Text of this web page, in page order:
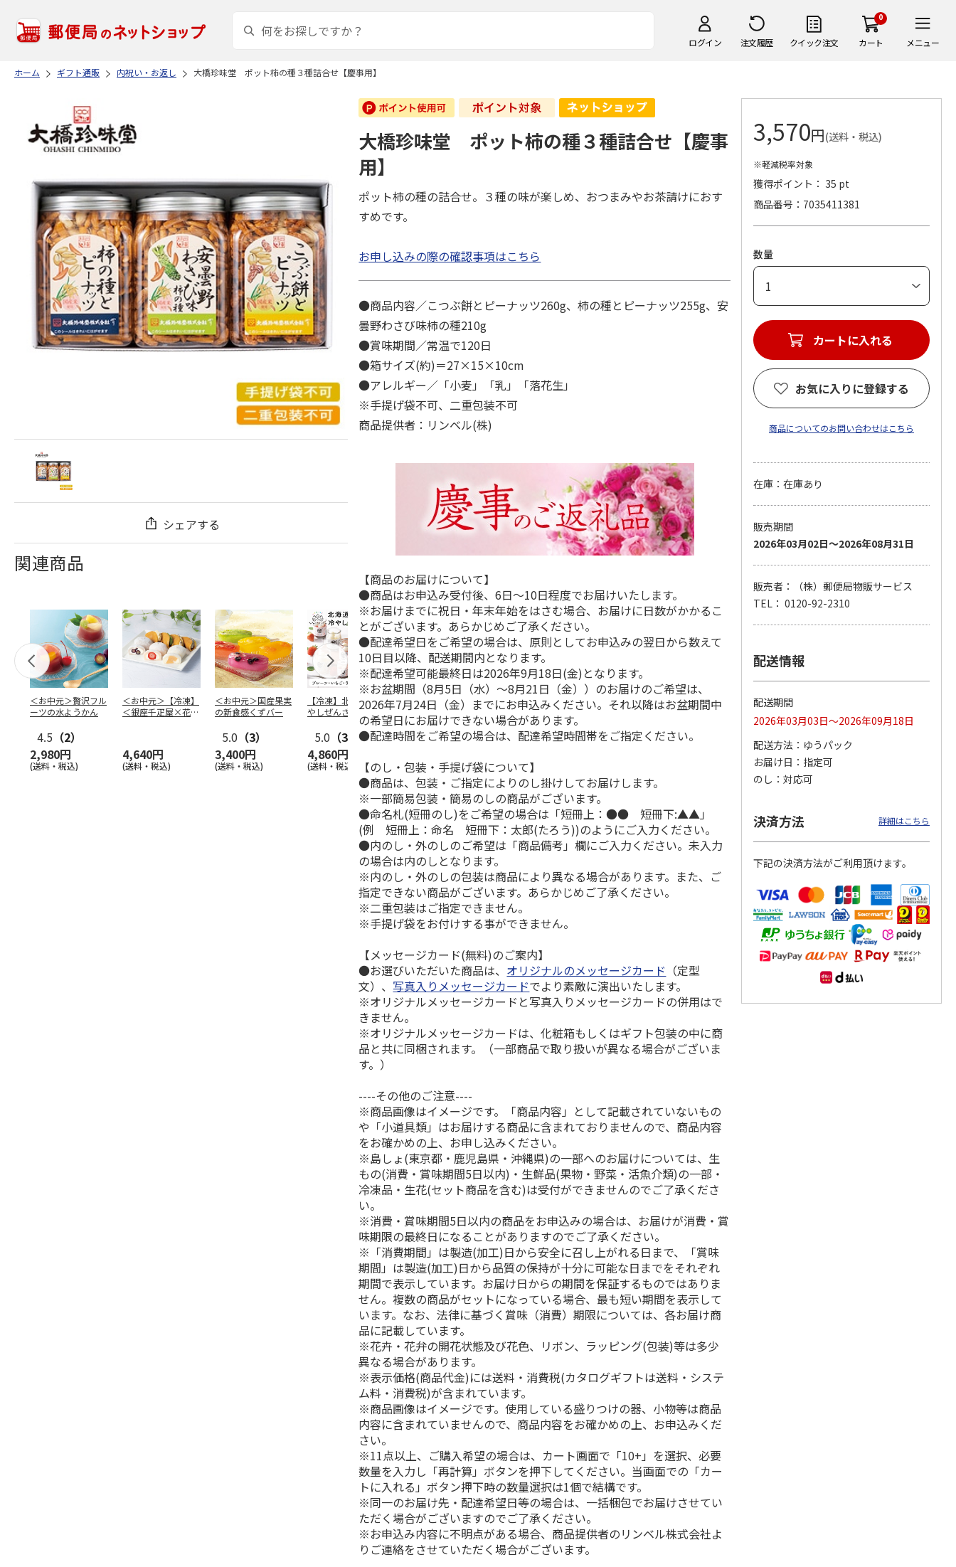
ログイン 注文履歴 クイック注文
0
カート メニュー
ホーム ギフト通販 内祝い・お返し 大橋珍味堂 ポット柿の種３種詰合せ【慶事用】
シェアする
関連商品
＜お中元＞贅沢フル
ーツの水ようかん
4.5 （2）
2,980円
(送料・税込)
＜お中元＞【冷凍】
＜銀座千疋屋×花園
4,640円
(送料・税込)
＜お中元＞国産果実
の新食感くずバー
5.0 （3）
3,400円
(送料・税込)
【冷凍】北海道 冷
やしぜんざい 3種6
5.0 （3）
4,860円
(送料・税込)
＜お中元＞東京あん
バターパンケーキ６
個入
4.0（1）
(送料・税込)
＜お中元＞江戸日本
橋よもぎ草餅１６個
入
4.0 （1）
(送料・税込)
＜お中元＞ななこ
夏
＜お中元＞ななこ
夏
4.5
金澤小町 KMC-15Ｒ
4.8
（4）
2,380円
(送料・税込)
大橋珍味堂 ポット柿の種３種詰合せ【慶事
用】
ポット柿の種の詰合せ。３種の味が楽しめ、おつまみやお茶請けにおす
すめです。
お申し込みの際の確認事項はこちら
●商品内容／こつぶ餅とピーナッツ260g、柿の種とピーナッツ255g、安
曇野わさび味柿の種210g
●賞味期間／常温で120日
●箱サイズ(約)＝27×15×10cm
●アレルギー／「小麦」「乳」「落花生」
※手提げ袋不可、二重包装不可
商品提供者：リンベル(株)
【商品のお届けについて】
●商品はお申込み受付後、6日～10日程度でお届けいたします。
※お届けまでに祝日・年末年始をはさむ場合、お届けに日数がかかるこ
とがございます。あらかじめご了承ください。
●配達希望日をご希望の場合は、原則としてお申込みの翌日から数えて
10日目以降、配送期間内となります。
※配達希望可能最終日は2026年9月18日(金)となります。
※お盆期間（8月5日（水）～8月21日（金））のお届けのご希望は、
2026年7月24日（金）までにお申込みください。それ以降はお盆期間中
の希望日にお届けできない場合があります。
●配達時間をご希望の場合は、配達希望時間帯をご指定ください。
【のし・包装・手提げ袋について】
●商品は、包装・ご指定によりのし掛けしてお届けします。
※一部簡易包装・簡易のしの商品がございます。
●命名札(短冊のし)をご希望の場合は「短冊上：●● 短冊下:▲▲」
(例 短冊上：命名 短冊下：太郎(たろう))のようにご入力ください。
●内のし・外のしのご希望は「商品備考」欄にご入力ください。未入力
の場合は内のしとなります。
※内のし・外のしの包装は商品により異なる場合があります。また、ご
指定できない商品がございます。あらかじめご了承ください。
※二重包装はご指定できません。
※手提げ袋をお付けする事ができません。
【メッセージカード(無料)のご案内】
●お選びいただいた商品は、 オリジナルのメッセージカード （定型
文）、写真入りメッセージカードでより素敵に演出いたします。
※オリジナルメッセージカードと写真入りメッセージカードの併用はで
きません。
※オリジナルメッセージカードは、化粧箱もしくはギフト包装の中に商
品と共に同梱されます。（一部商品で取り扱いが異なる場合がございま
す。）
----その他のご注意----
※商品画像はイメージです。「商品内容」として記載されていないもの
や「小道具類」はお届けする商品に含まれておりませんので、商品内容
をお確かめの上、お申し込みください。
※島しょ(東京都・鹿児島県・沖縄県)の一部へのお届けについては、生
もの(消費・賞味期間5日以内)・生鮮品(果物・野菜・活魚介類)の一部・
冷凍品・生花(セット商品を含む)は受付ができませんのでご了承くださ
い。
※消費・賞味期間5日以内の商品をお申込みの場合は、お届けが消費・賞
味期限の最終日になることがありますのでご了承ください。
※「消費期間」は製造(加工)日から安全に召し上がれる日まで、「賞味
期間」は製造(加工)日から品質の保持が十分に可能な日までをそれぞれ
期間で表示しています。お届け日からの期間を保証するものではありま
せん。複数の商品がセットになっている場合、最も短い期間を表示して
います。なお、法律に基づく賞味（消費）期限については、各お届け商
品に記載しています。
※花卉・花弁の開花状態及び花色、リボン、ラッピング(包装)等は多少
異なる場合があります。
※表示価格(商品代金)には送料・消費税(カタログギフトは送料・システ
ム料・消費税)が含まれています。
※商品画像はイメージです。使用している盛りつけの器、小物等は商品
内容に含まれていませんので、商品内容をお確かめの上、お申込みくだ
さい。
※11点以上、ご購入希望の場合は、カート画面で「10+」を選択、必要
数量を入力し「再計算」ボタンを押下してください。当画面での「カー
トに入れる」ボタン押下時の数量選択は1個で結構です。
※同一のお届け先・配達希望日等の場合は、一括梱包でお届けさせてい
ただく場合がございますのでご了承ください。
※お申込み内容に不明点がある場合、商品提供者のリンベル株式会社よ
りご連絡をさせていただく場合がございます。
3,570円(送料・税込)
※軽減税率対象
獲得ポイント： 35 pt
商品番号
7035411381
数量
カートに入れる
お気に入りに登録する
商品についてのお問い合わせはこちら
在庫：在庫あり
販売期間
2026年03月02日～2026年08月31日
販売者：（株）郵便局物販サービス
TEL： 0120-92-2310
配送情報
配送期間
2026年03月03日～2026年09月18日
配送方法
ゆうパック
お届け日
指定可
のし
対応可
決済方法 詳細はこちら
下記の決済方法がご利用頂けます。